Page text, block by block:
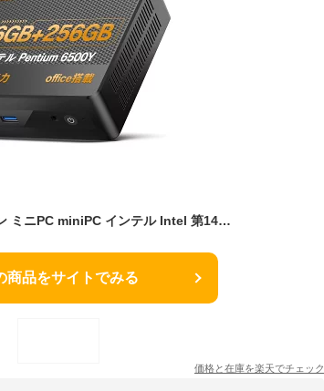
デスクトップ パソコン ミニPC miniPC インテル Intel 第14世代 6500Y mini pc 最大3.4GHz 高解像度 UHD 4K デスクトップpc Windows11 WPS メモリ16GB DDR4 SSD 256GB VETESA 省スペース 超軽量 HDMI 3.0 DP 有線LANポート付き VESAマウント付き コンパクトpc
商品をサイトでみる
価格と在庫を楽天でチェック